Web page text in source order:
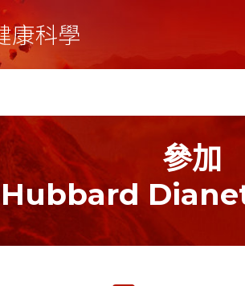
參加
Hubbard